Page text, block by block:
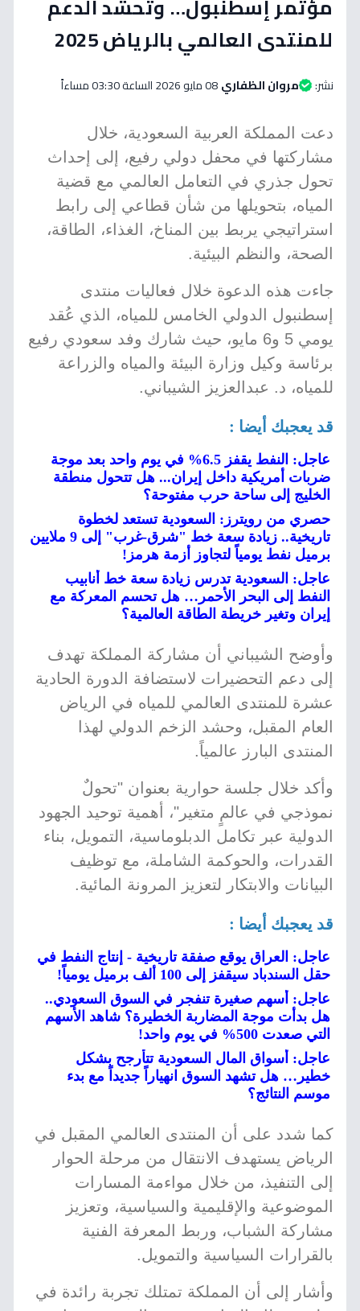
مؤتمر إسطنبول… وتحشد الدعم
للمنتدى العالمي بالرياض 2025
نشر: مروان الظفاري08 مايو 2026 الساعة 03:30 مساءاً
دعت المملكة العربية السعودية، خلال
مشاركتها في محفل دولي رفيع، إلى إحداث
تحول جذري في التعامل العالمي مع قضية
المياه، بتحويلها من شأن قطاعي إلى رابط
استراتيجي يربط بين المناخ، الغذاء، الطاقة،
الصحة، والنظم البيئية.
جاءت هذه الدعوة خلال فعاليات منتدى
إسطنبول الدولي الخامس للمياه، الذي عُقد
يومي 5 و6 مايو، حيث شارك وفد سعودي رفيع
برئاسة وكيل وزارة البيئة والمياه والزراعة
للمياه، د. عبدالعزيز الشيباني.
قد يعجبك أيضا :
عاجل: النفط يقفز 6.5% في يوم واحد بعد موجة
ضربات أمريكية داخل إيران... هل تتحول منطقة
الخليج إلى ساحة حرب مفتوحة؟
حصري من رويترز: السعودية تستعد لخطوة
تاريخية.. زيادة سعة خط "شرق-غرب" إلى 9 ملايين
برميل نفط يومياً لتجاوز أزمة هرمز!
عاجل: السعودية تدرس زيادة سعة خط أنابيب
النفط إلى البحر الأحمر… هل تحسم المعركة مع
إيران وتغير خريطة الطاقة العالمية؟
وأوضح الشيباني أن مشاركة المملكة تهدف
إلى دعم التحضيرات لاستضافة الدورة الحادية
عشرة للمنتدى العالمي للمياه في الرياض
العام المقبل، وحشد الزخم الدولي لهذا
المنتدى البارز عالمياً.
وأكد خلال جلسة حوارية بعنوان "تحولٌ
نموذجي في عالمٍ متغير"، أهمية توحيد الجهود
الدولية عبر تكامل الدبلوماسية، التمويل، بناء
القدرات، والحوكمة الشاملة، مع توظيف
البيانات والابتكار لتعزيز المرونة المائية.
قد يعجبك أيضا :
عاجل: العراق يوقع صفقة تاريخية - إنتاج النفط في
حقل السندباد سيقفز إلى 100 ألف برميل يومياً!
عاجل: أسهم صغيرة تنفجر في السوق السعودي..
هل بدأت موجة المضاربة الخطيرة؟ شاهد الأسهم
التي صعدت 500% في يوم واحد!
عاجل: أسواق المال السعودية تتأرجح بشكل
خطير… هل تشهد السوق انهياراً جديداً مع بدء
موسم النتائج؟
كما شدد على أن المنتدى العالمي المقبل في
الرياض يستهدف الانتقال من مرحلة الحوار
إلى التنفيذ، من خلال مواءمة المسارات
الموضوعية والإقليمية والسياسية، وتعزيز
مشاركة الشباب، وربط المعرفة الفنية
بالقرارات السياسية والتمويل.
وأشار إلى أن المملكة تمتلك تجربة رائدة في